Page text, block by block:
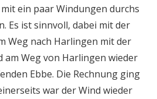
ein paar Windungen durchs
Es ist sinnvoll, dabei mit der
Weg nach Harlingen mit der
am Weg von Harlingen wieder
Ebbe. Die Rechnung ging
war der Wind wieder